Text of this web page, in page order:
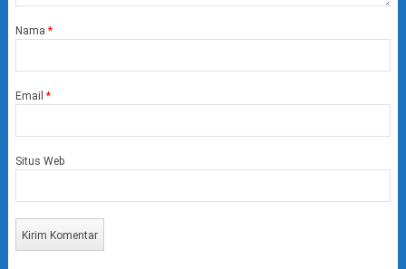
Nama *
Email *
Situs Web